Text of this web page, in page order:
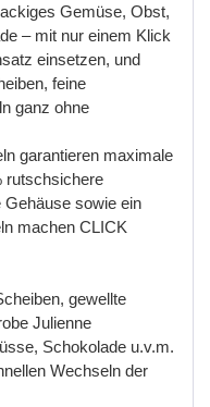
Gemüse, Obst,
– mit nur einem Klick
einsetzen, und
, feine
ganz ohne
garantieren maximale
rutschsichere
Gehäuse sowie ein
machen CLICK
, gewellte
Julienne
üsse, Schokolade u.v.m.
Wechseln der